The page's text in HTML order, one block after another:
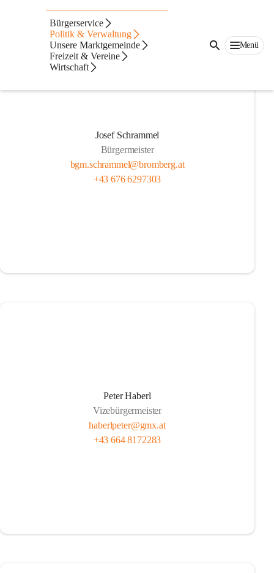
Bürgerservice
Politik & Verwaltung
Unsere Marktgemeinde
Freizeit & Vereine
Wirtschaft
Menü
Gemeinderat
Josef Schrammel
Bürgermeister
bgm.schrammel@bromberg.at
+43 676 6297303
Peter Haberl
Vizebürgermeister
haberlpeter@gmx.at
+43 664 8172283